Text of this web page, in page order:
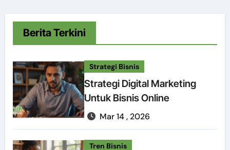
Berita Terkini
Strategi Bisnis
Strategi Digital Marketing
Untuk Bisnis Online
Mar 14 , 2026
Tren Bisnis